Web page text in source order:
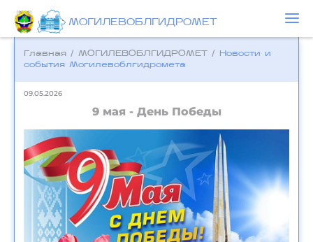
МОГИЛЕВОБЛГИДРОМЕТ
Главная / МОГИЛЕВОБЛГИДРОМЕТ /
Новости и
события Могилевоблгидромета
09.05.2026
9 мая - День Победы